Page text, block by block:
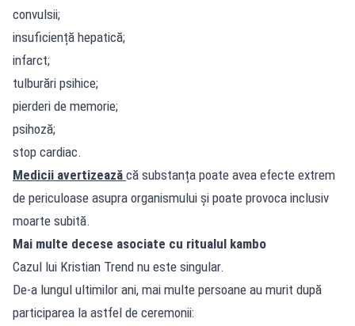
convulsii;
insuficiență hepatică;
infarct;
tulburări psihice;
pierderi de memorie;
psihoză;
stop cardiac.
Medicii avertizează că substanța poate avea efecte extrem
de periculoase asupra organismului și poate provoca inclusiv
moarte subită.
Mai multe decese asociate cu ritualul kambo
Cazul lui Kristian Trend nu este singular.
De-a lungul ultimilor ani, mai multe persoane au murit după
participarea la astfel de ceremonii: